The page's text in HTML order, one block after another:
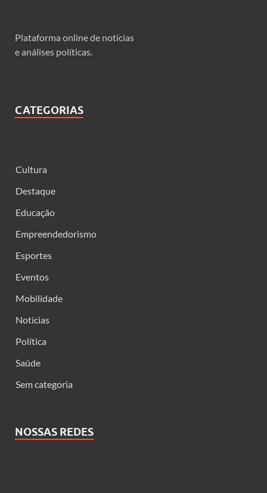
Plataforma online de notícias
e análises políticas.
CATEGORIAS
Cultura
Destaque
Educação
Empreendedorismo
Esportes
Eventos
Mobilidade
Notícias
Política
Saúde
Sem categoria
NOSSAS REDES